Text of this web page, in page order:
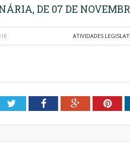
DE 07 DE
ATIVIDADES
TwitterFacebookGoogle+